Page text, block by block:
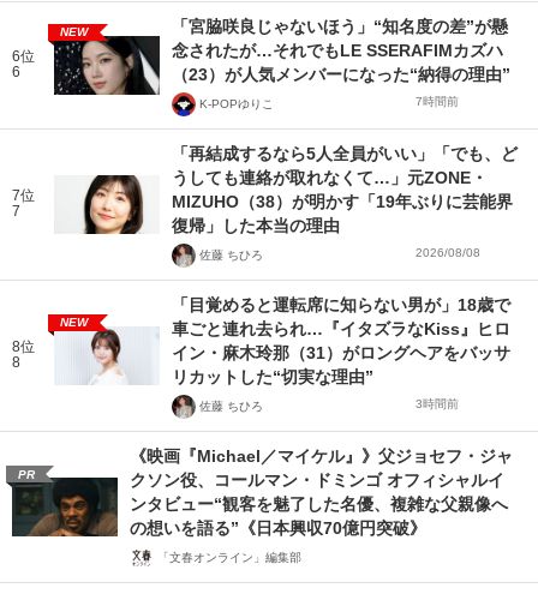
6位
6
NEW
「宮脇咲良じゃないほう」“知名度の差”が懸
念されたが…それでもLE SSERAFIMカズハ
（23）が人気メンバーになった“納得の理由”
K-POPゆりこ 7時間前
7位
7
「再結成するなら5人全員がいい」「でも、ど
うしても連絡が取れなくて…」元ZONE・
MIZUHO（38）が明かす「19年ぶりに芸能界
復帰」した本当の理由
佐藤 ちひろ 2026/08/08
8位
8
NEW
「目覚めると運転席に知らない男が」18歳で
車ごと連れ去られ…『イタズラなKiss』ヒロ
イン・麻木玲那（31）がロングヘアをバッサ
リカットした“切実な理由”
佐藤 ちひろ 3時間前
PR
《映画『Michael／マイケル』》父ジョセフ・ジャ
クソン役、コールマン・ドミンゴ オフィシャルイ
ンタビュー“観客を魅了した名優、複雑な父親像へ
の想いを語る”《日本興収70億円突破》
「文春オンライン」編集部